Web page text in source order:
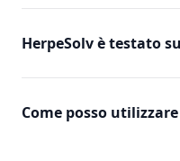
HerpeSolv è testato
Come posso